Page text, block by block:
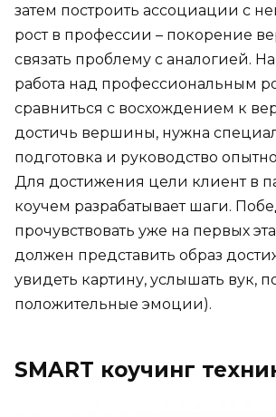
затем построить ассоциации с
рост в профессии – покорение
связать проблему с аналогией.
работа над профессиональным
сравниться с восхождением к
достичь вершины, нужна
подготовка и руководство
Для достижения цели клиент в
коучем разрабатывает шаги.
прочувствовать уже на первых
должен представить образ
увидеть картину, услышать вук,
положительные эмоции).
SMART коучинг